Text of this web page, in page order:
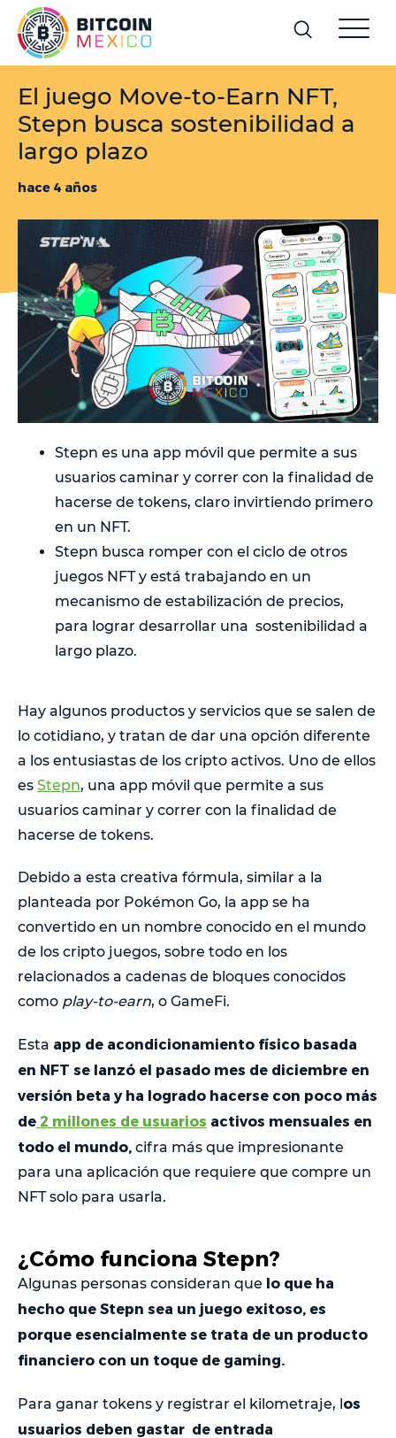
El juego Move-to-Earn NFT,
Stepn busca sostenibilidad a
largo plazo
hace 4 años
Stepn es una app móvil que permite a sus
usuarios caminar y correr con la finalidad de
hacerse de tokens, claro invirtiendo primero
en un NFT.
Stepn busca romper con el ciclo de otros
juegos NFT y está trabajando en un
mecanismo de estabilización de precios,
para lograr desarrollar una sostenibilidad a
largo plazo.
Hay algunos productos y servicios que se salen de
lo cotidiano, y tratan de dar una opción diferente
a los entusiastas de los cripto activos. Uno de ellos
es Stepn, una app móvil que permite a sus
usuarios caminar y correr con la finalidad de
hacerse de tokens.
Debido a esta creativa fórmula, similar a la
planteada por Pokémon Go, la app se ha
convertido en un nombre conocido en el mundo
de los cripto juegos, sobre todo en los
relacionados a cadenas de bloques conocidos
como play-to-earn, o GameFi.
Esta app de acondicionamiento físico basada
en NFT se lanzó el pasado mes de diciembre en
versión beta y ha logrado hacerse con poco más
de 2 millones de usuarios activos mensuales en
todo el mundo, cifra más que impresionante
para una aplicación que requiere que compre un
NFT solo para usarla.
¿Cómo funciona Stepn?
Algunas personas consideran que lo que ha
hecho que Stepn sea un juego exitoso, es
porque esencialmente se trata de un producto
financiero con un toque de gaming.
Para ganar tokens y registrar el kilometraje, los
usuarios deben gastar de entrada